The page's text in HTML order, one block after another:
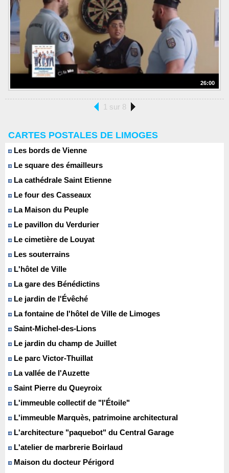
26:00
1 sur 8
CARTES POSTALES DE LIMOGES
Les bords de Vienne
Le square des émailleurs
La cathédrale Saint Etienne
Le four des Casseaux
La Maison du Peuple
Le pavillon du Verdurier
Le cimetière de Louyat
Les souterrains
L'hôtel de Ville
La gare des Bénédictins
Le jardin de l'Évêché
La fontaine de l'hôtel de Ville de Limoges
Saint-Michel-des-Lions
Le jardin du champ de Juillet
Le parc Victor-Thuillat
La vallée de l'Auzette
Saint Pierre du Queyroix
L'immeuble collectif de "l'Étoile"
L'immeuble Marquès, patrimoine architectural
L'architecture "paquebot" du Central Garage
L'atelier de marbrerie Boirlaud
Maison du docteur Périgord